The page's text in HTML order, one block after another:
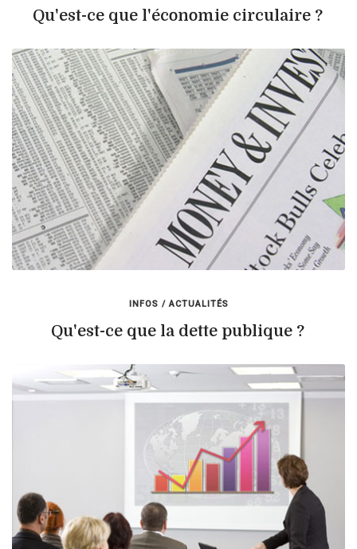
Qu'est-ce que l'économie circulaire ?
INFOS / ACTUALITÉS
Qu'est-ce que la dette publique ?